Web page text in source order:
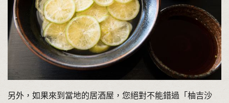
另外，如果來到當地的居酒屋，您絕對不能錯過「柚吉沙